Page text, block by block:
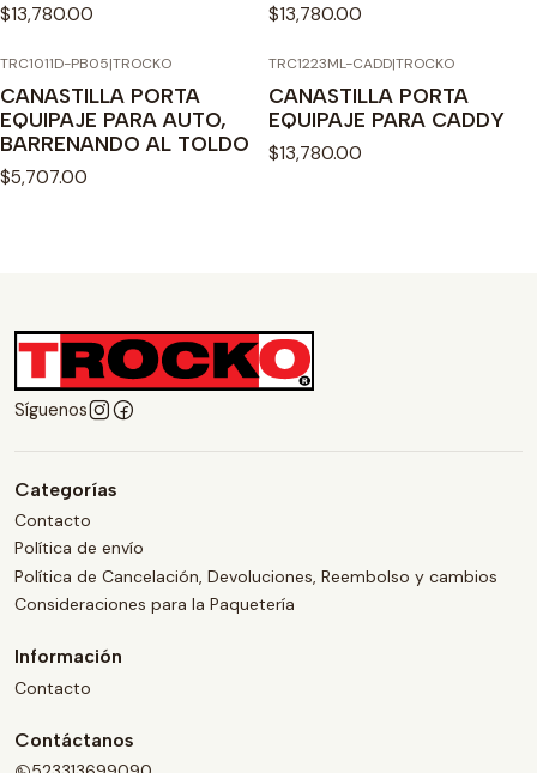
$13,780.00
$13,780.00
TRC1011D-PB05|TROCKO
CANASTILLA PORTA
EQUIPAJE PARA AUTO,
BARRENANDO AL TOLDO
$5,707.00
TRC1223ML-CADD|TROCKO
CANASTILLA PORTA
EQUIPAJE PARA CADDY
$13,780.00
Síguenos
Categorías
Contacto
Política de envío
Política de Cancelación, Devoluciones, Reembolso y cambios
Consideraciones para la Paquetería
Información
Contacto
Contáctanos